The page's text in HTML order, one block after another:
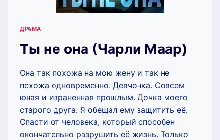
ДРАМА
Ты не она (Чарли Маар)
Она так похожа на мою жену и так не
похожа одновременно. Девчонка. Совсем
юная и израненная прошлым. Дочка моего
старого друга. Я обещал ему защитить её.
Спасти от человека, который способен
окончательно разрушить её жизнь. Только